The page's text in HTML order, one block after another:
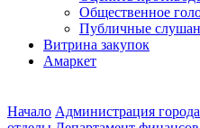
Общественное
Публичные
Витрина закупок
Амаркет
Начало Администрация города